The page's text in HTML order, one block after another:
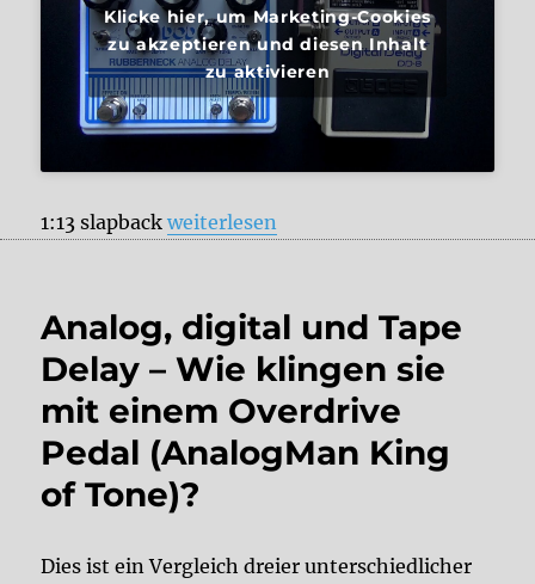
Klicke hier, um Marketing-Cookies
zu akzeptieren und diesen Inhalt
zu aktivieren
1:13 slapback„Boss DD-8 vs. DOD Rubberneck“
weiterlesen
Analog, digital und Tape
Delay – Wie klingen sie
mit einem Overdrive
Pedal (AnalogMan King
of Tone)?
Dies ist ein Vergleich dreier unterschiedlicher